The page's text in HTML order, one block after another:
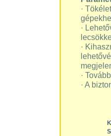
·
·
·
·
· A